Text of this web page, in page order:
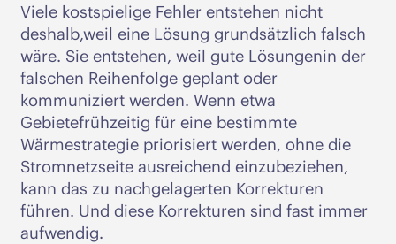
Viele kostspielige Fehler entstehen nicht
deshalb,weil eine Lösung grundsätzlich falsch
wäre. Sie entstehen, weil gute Lösungenin der
falschen Reihenfolge geplant oder
kommuniziert werden. Wenn etwa
Gebietefrühzeitig für eine bestimmte
Wärmestrategie priorisiert werden, ohne die
Stromnetzseite ausreichend einzubeziehen,
kann das zu nachgelagerten Korrekturen
führen. Und diese Korrekturen sind fast immer
aufwendig.